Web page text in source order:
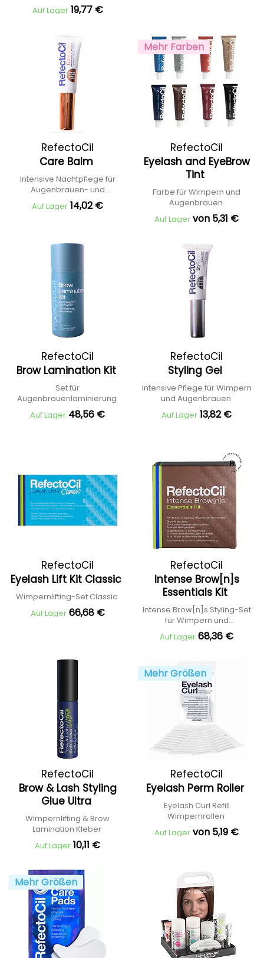
Auf Lager 19,77 €
RefectoCil
Care Balm
Intensive Nachtpflege für
Augenbrauen- und
Wimpernwachstum
Auf Lager 14,02 €
Mehr Farben
RefectoCil
Eyelash and EyeBrow
Tint
Farbe für Wimpern und
Augenbrauen
Auf Lager von 5,31 €
RefectoCil
Brow Lamination Kit
Set für
Augenbrauenlaminierung
Auf Lager 48,56 €
RefectoCil
Styling Gel
Intensive Pflege für Wimpern
und Augenbrauen
Auf Lager 13,82 €
RefectoCil
Eyelash Lift Kit Classic
Wimpernlifting-Set Classic
Auf Lager 66,68 €
RefectoCil
Intense Brow[n]s
Essentials Kit
Intense Brow[n]s Styling-Set
für Wimpern und
Augenbrauen
Auf Lager 68,36 €
RefectoCil
Brow & Lash Styling
Glue Ultra
Wimpernlifting & Brow
Lamination Kleber
Auf Lager 10,11 €
Mehr Größen
RefectoCil
Eyelash Perm Roller
Eyelash Curl Refill
Wimpernrollen
Auf Lager von 5,19 €
Mehr Größen